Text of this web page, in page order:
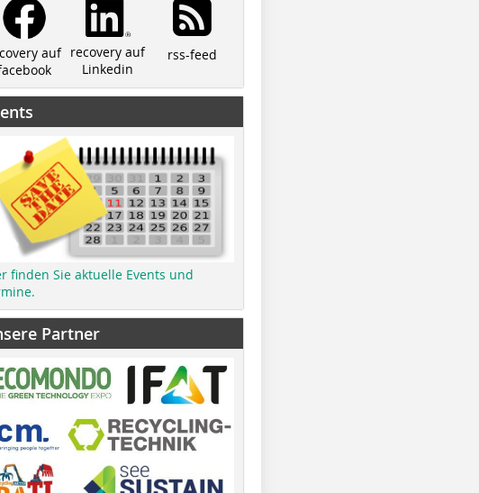
Systems
auf recovery auf
Linkedin
rss-feed
finden Sie aktuelle Events und
Partner